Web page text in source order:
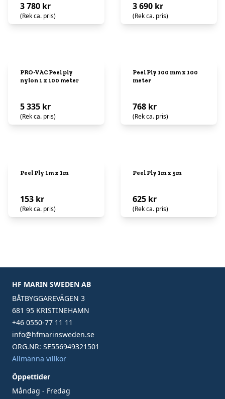
3 780 kr
(Rek ca. pris)
3 690 kr
(Rek ca. pris)
PRO-VAC Peel ply
nylon 1 x 100 meter
5 335 kr
(Rek ca. pris)
Peel Ply 100 mm x 100
meter
768 kr
(Rek ca. pris)
Peel Ply 1m x 1m
153 kr
(Rek ca. pris)
Peel Ply 1m x 5m
625 kr
(Rek ca. pris)
HF MARIN SWEDEN AB
BÅTBYGGAREVÄGEN 3
681 95 KRISTINEHAMN
+46 0550-77 11 11
info@hfmarinsweden.se
ORG.NR: SE556949321501
Allmänna villkor
Öppettider
Måndag - Fredag